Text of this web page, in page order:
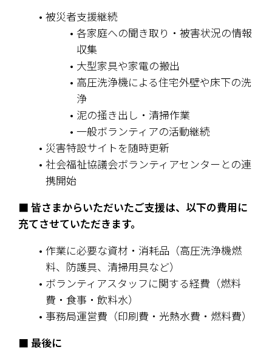
被災者支援継続
各家庭への聞き取り・被害状況の情報
収集
大型家具や家電の搬出
高圧洗浄機による住宅外壁や床下の洗
浄
泥の掻き出し・清掃作業
一般ボランティアの活動継続
災害特設サイトを随時更新
社会福祉協議会ボランティアセンターとの連
携開始
■ 皆さまからいただいたご支援は、以下の費用に
充てさせていただきます。
作業に必要な資材・消耗品（高圧洗浄機燃
料、防護具、清掃用具など）
ボランティアスタッフに関する経費（燃料
費・食事・飲料水）
事務局運営費（印刷費・光熱水費・燃料費）
■ 最後に